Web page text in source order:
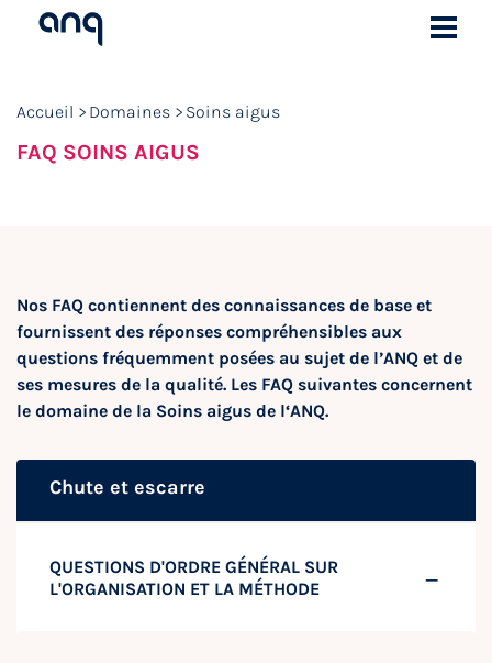
Accueil Domaines Soins aigus
FAQ SOINS AIGUS
Nos FAQ contiennent des connaissances de base et
fournissent des réponses compréhensibles aux
questions fréquemment posées au sujet de l’ANQ et de
ses mesures de la qualité. Les FAQ suivantes concernent
le domaine de la Soins aigus de l‘ANQ.
Chute et escarre
QUESTIONS D'ORDRE GÉNÉRAL SUR
L'ORGANISATION ET LA MÉTHODE